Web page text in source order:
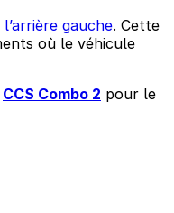
l’arrière gauche. Cette
où le véhicule
CCS Combo 2 pour le